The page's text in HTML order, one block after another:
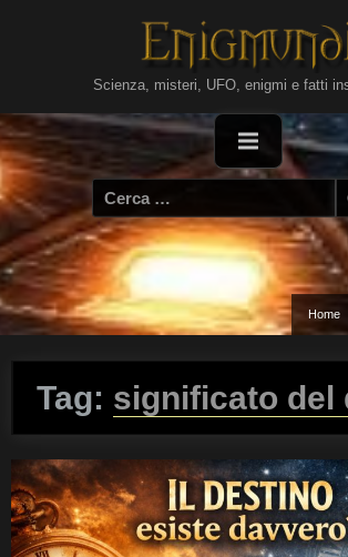
Scienza, misteri, UFO, enigmi e fatti
Ricerca
per:
Home
Tag: significato del